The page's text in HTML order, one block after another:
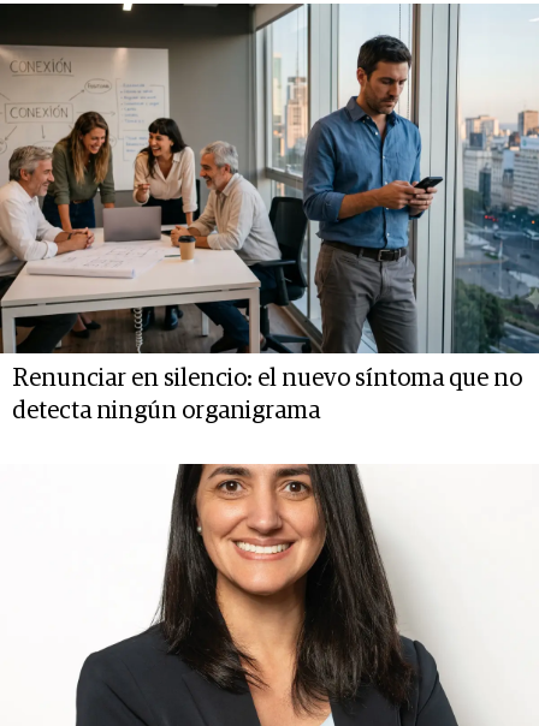
Renunciar en silencio: el nuevo síntoma que no
detecta ningún organigrama